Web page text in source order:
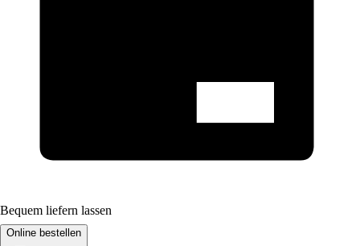
Bequem liefern lassen
Online bestellen